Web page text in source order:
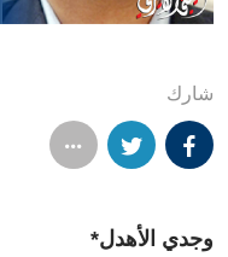
شارك
وجدي الأهدل*